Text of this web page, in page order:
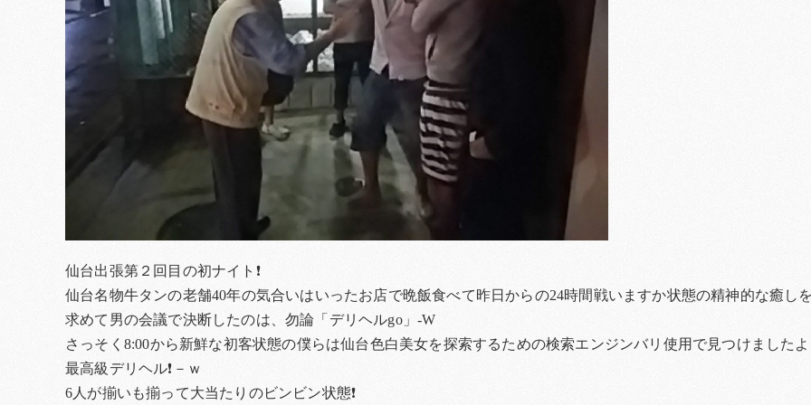
仙台出張第２回目の初ナイト❗
仙台名物牛タンの老舗40年の気合いはいったお店で晩飯食べて昨日からの24時間戦いますか状態の精神的な癒し
求めて男の会議で決断したのは、勿論「デリヘルgo」-W
さっそく8:00から新鮮な初客状態の僕らは仙台色白美女を探索するための検索エンジンバリ使用で見つけました
最高級デリヘル❗－ｗ
6人が揃いも揃って大当たりのビンビン状態❗